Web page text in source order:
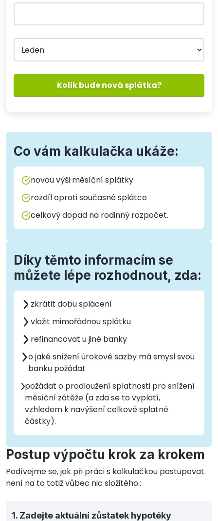
Kolik bude nová splátka?
Co vám kalkulačka ukáže:
novou výši měsíční splátky
rozdíl oproti současné splátce
celkový dopad na rodinný rozpočet.
Díky těmto informacím se
můžete lépe rozhodnout, zda:
zkrátit dobu splácení
vložit mimořádnou splátku
refinancovat u jiné banky
o jaké snížení úrokové sazby má smysl svou
banku požádat
požádat o prodloužení splatnosti pro snížení
měsíční zátěže (a zda se to vyplatí,
vzhledem k navýšení celkové splatné
částky).
Postup výpočtu krok za krokem
Podívejme se, jak při práci s kalkulačkou postupovat.
není na to totiž vůbec nic složitého.:
1. Zadejte aktuální zůstatek hypotéky